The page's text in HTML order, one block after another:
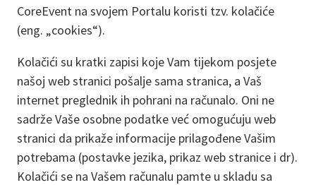
CoreEvent na svojem Portalu koristi tzv. kolačiće
(eng. „cookies“).
Kolačići su kratki zapisi koje Vam tijekom posjete
našoj web stranici pošalje sama stranica, a Vaš
internet preglednik ih pohrani na računalo. Oni ne
sadrže Vaše osobne podatke već omogućuju web
stranici da prikaže informacije prilagođene Vašim
potrebama (postavke jezika, prikaz web stranice i dr).
Kolačići se na Vašem računalu pamte u skladu sa